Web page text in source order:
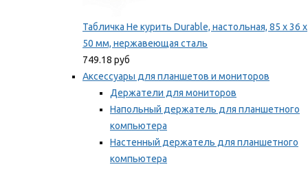
Табличка Не курить Durable, настольная, 85 x 36 x
50 мм, нержавеющая сталь
749.18 руб
Аксессуары для планшетов и мониторов
Держатели для мониторов
Напольный держатель для планшетного
компьютера
Настенный держатель для планшетного
компьютера